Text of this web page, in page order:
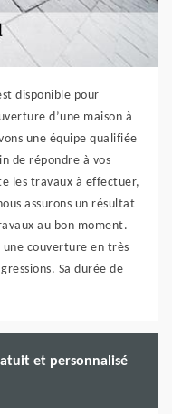
disponible pour
d’une maison à
une équipe qualifiée
de répondre à vos
les travaux à effectuer,
assurons un résultat
au bon moment.
couverture en très
Sa durée de
et personnalisé